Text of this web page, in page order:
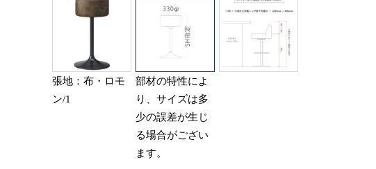
張地：布・ロモ
ン/1
部材の特性によ
り、サイズは多
少の誤差が生じ
る場合がござい
ます。